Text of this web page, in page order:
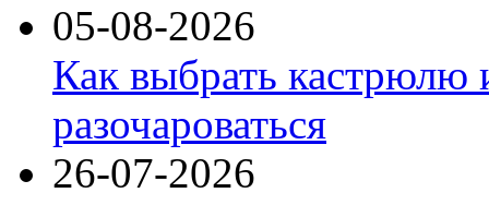
05-08-2026
Как выбрать кастрюлю
разочароваться
26-07-2026